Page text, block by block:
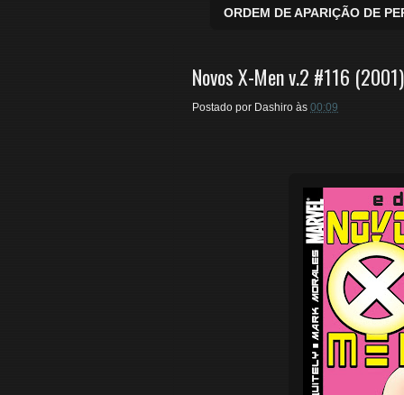
ORDEM DE APARIÇÃO DE
Novos X-Men v.2 #116 (2001)
Postado por Dashiro às 00:09